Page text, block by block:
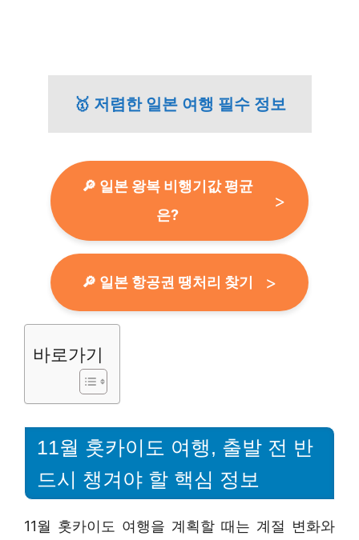
🥇 저렴한 일본 여행 필수 정보
🔎 일본 왕복 비행기값 평균
은?
🔎 일본 항공권 땡처리 찾기
바로가기
11월 홋카이도 여행, 출발 전 반
드시 챙겨야 할 핵심 정보
11월 홋카이도 여행을 계획할 때는 계절 변화와